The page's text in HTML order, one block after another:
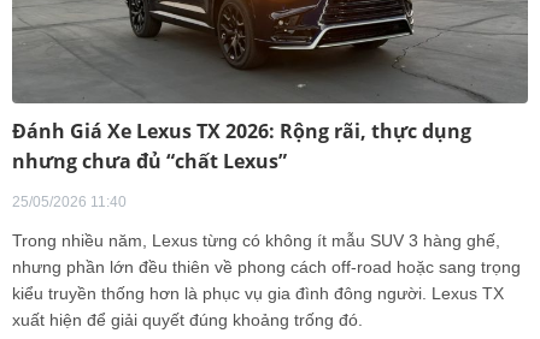
Đánh Giá Xe Lexus TX 2026: Rộng rãi, thực dụng
nhưng chưa đủ “chất Lexus”
25/05/2026 11:40
Trong nhiều năm, Lexus từng có không ít mẫu SUV 3 hàng ghế,
nhưng phần lớn đều thiên về phong cách off-road hoặc sang trọng
kiểu truyền thống hơn là phục vụ gia đình đông người. Lexus TX
xuất hiện để giải quyết đúng khoảng trống đó.